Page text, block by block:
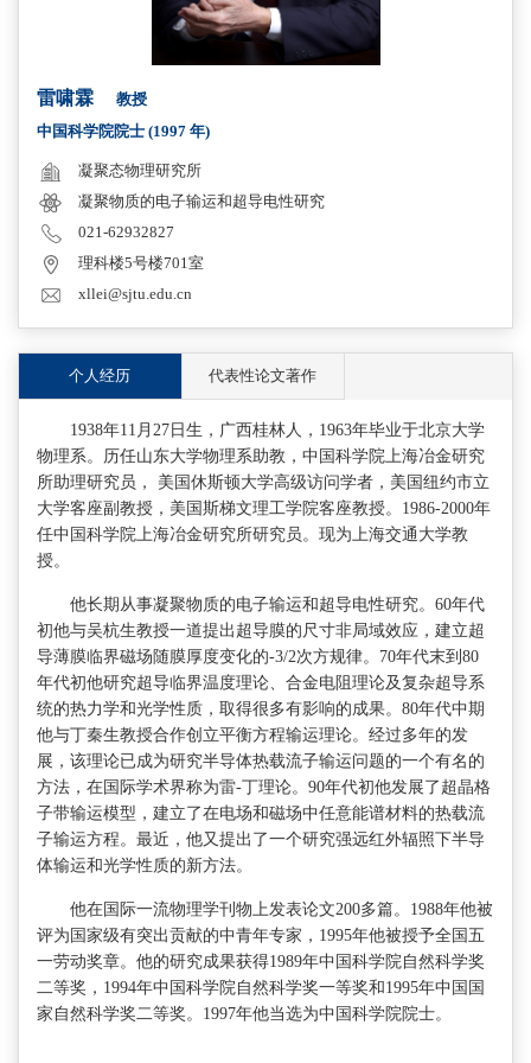
雷啸霖
教授
中国科学院院士 (1997 年)
凝聚态物理研究所
凝聚物质的电子输运和超导电性研究
021-62932827
理科楼5号楼701室
xllei@sjtu.edu.cn
个人经历 代表性论文著作
1938年11月27日生，广西桂林人，1963年毕业于北京大学
物理系。历任山东大学物理系助教，中国科学院上海冶金研究
所助理研究员， 美国休斯顿大学高级访问学者，美国纽约市立
大学客座副教授，美国斯梯文理工学院客座教授。1986-2000年
任中国科学院上海冶金研究所研究员。现为上海交通大学教
授。
他长期从事凝聚物质的电子输运和超导电性研究。60年代
初他与吴杭生教授一道提出超导膜的尺寸非局域效应，建立超
导薄膜临界磁场随膜厚度变化的-3/2次方规律。70年代末到80
年代初他研究超导临界温度理论、合金电阻理论及复杂超导系
统的热力学和光学性质，取得很多有影响的成果。80年代中期
他与丁秦生教授合作创立平衡方程输运理论。经过多年的发
展，该理论已成为研究半导体热载流子输运问题的一个有名的
方法，在国际学术界称为雷-丁理论。90年代初他发展了超晶格
子带输运模型，建立了在电场和磁场中任意能谱材料的热载流
子输运方程。最近，他又提出了一个研究强远红外辐照下半导
体输运和光学性质的新方法。
他在国际一流物理学刊物上发表论文200多篇。1988年他被
评为国家级有突出贡献的中青年专家，1995年他被授予全国五
一劳动奖章。他的研究成果获得1989年中国科学院自然科学奖
二等奖，1994年中国科学院自然科学奖一等奖和1995年中国国
家自然科学奖二等奖。1997年他当选为中国科学院院士。